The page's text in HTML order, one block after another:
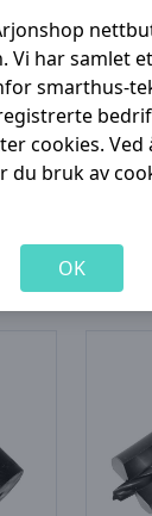
Vi har samlet
smarthus-
cookies. Ved
du bruk av
OK